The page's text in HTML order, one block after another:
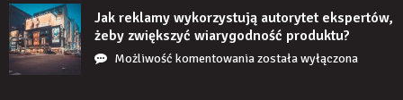
czas
nie
uzupełnię
braku
JDG
chroni
przedsiębiorcę
Jak reklamy wykorzystują autorytet ekspertów,
żeby zwiększyć wiarygodność produktu?
Możliwość komentowaniaJak
została wyłączona